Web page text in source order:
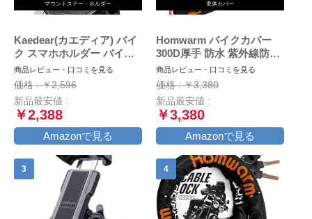
マウントステー・ホルダー
Kaedear(カエディア) バイ
ク スマホホルダー バイク
用スマホホルダー 携帯ホル
ダー 振動吸収 マウント 対
応 スマホ スタンド アルミ
製 マウント ハンドル ミラ
ー 原付 オートバイ 自転車
クイックホールド KDR-
M11C (Black)
商品レビュー・口コミを見る
価格 : ￥2,596
新品最安値 :
￥2,388
Amazonで見る
車体カバー
Homwarm バイクカバー
300D厚手 防水 紫外線防止
盗難防止 収納バッグ付き
(XXL, ブラック)
商品レビュー・口コミを見る
価格 : ￥3,380
新品最安値 :
￥3,380
Amazonで見る